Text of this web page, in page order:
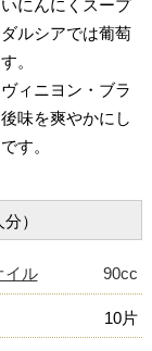
にんにくスープ
ルシアでは葡萄
。
ィニヨン・ブラ
味を爽やかにし
す。
）
イル 90cc
10片